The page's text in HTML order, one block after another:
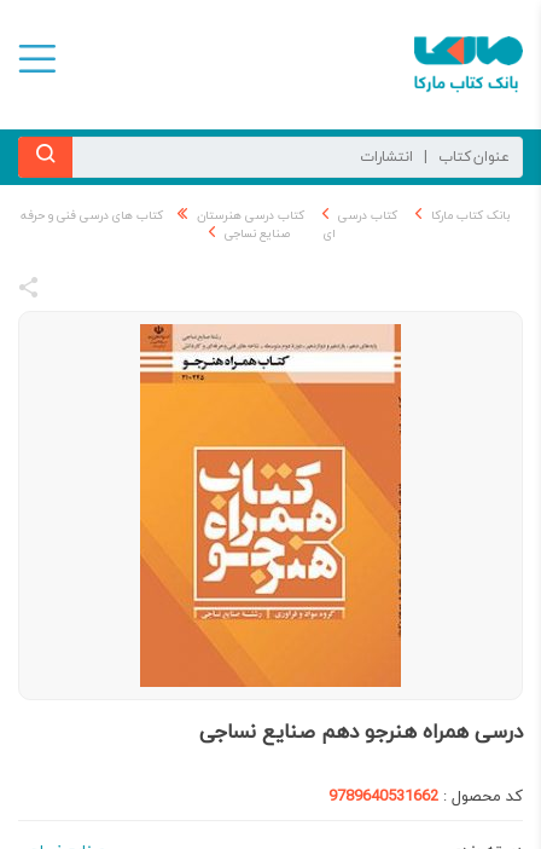
بانک کتاب مارکا کتاب درسی کتاب درسی هنرستان
کتاب های درسی فنی و حرفه
ای
صنایع نساجی
درسی همراه هنرجو دهم صنایع نساجی
کد محصول : 9789640531662